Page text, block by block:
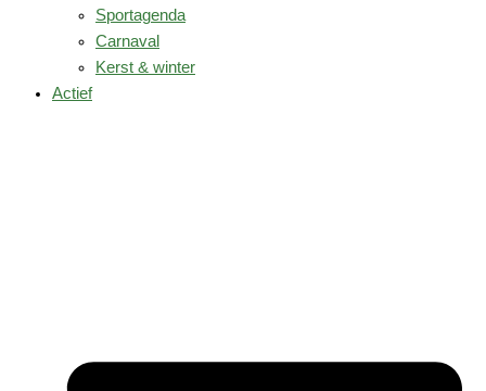
Sportagenda
Carnaval
Kerst & winter
Actief